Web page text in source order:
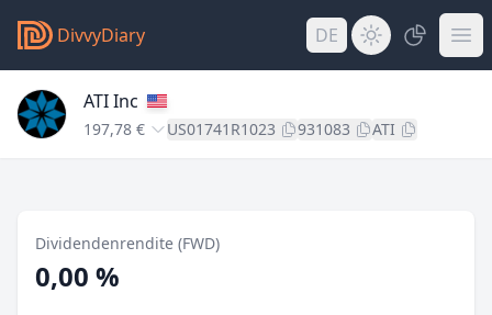
DivvyDiary DE
ATI Inc
197,78 € US01741R1023 931083 ATI
Dividendenrendite (FWD)
0,00 %